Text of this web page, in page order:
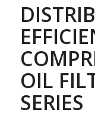
OIL
SERIES